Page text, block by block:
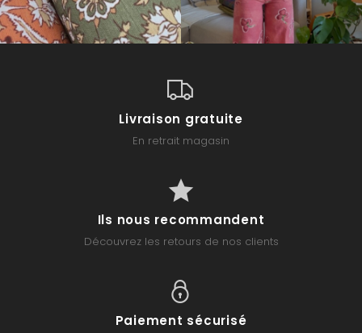
Livraison gratuite
En retrait magasin
Ils nous recommandent
Découvrez les retours de nos clients
Paiement sécurisé